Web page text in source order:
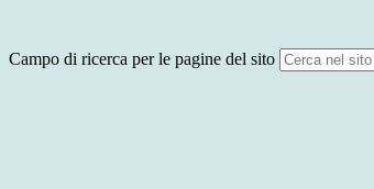
Campo di ricerca per le pagine del sito